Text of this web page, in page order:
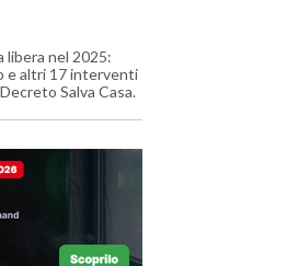
libera nel 2025:
e altri 17 interventi
Salva Casa.